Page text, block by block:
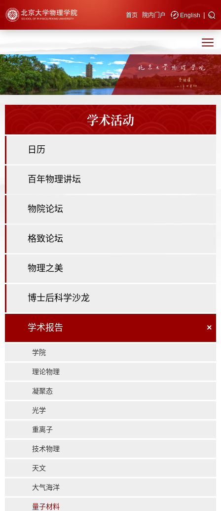
快速导航 首页 院内门户 English |
学术活动
日历
百年物理讲坛
物院论坛
格致论坛
物理之美
博士后科学沙龙
学术报告 ×
学院
理论物理
凝聚态
光学
重离子
技术物理
天文
大气海洋
量子材料